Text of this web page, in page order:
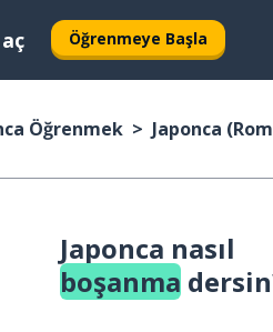
Öğrenmeye Başla
Öğrenmek Japonca
Japonca nasıl
boşanma